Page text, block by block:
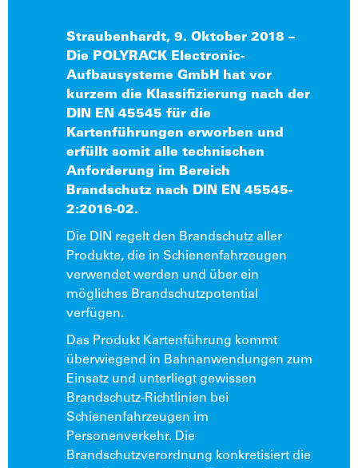
Straubenhardt, 9. Oktober 2018 –
Die POLYRACK Electronic-
Aufbausysteme GmbH hat vor
kurzem die Klassifizierung nach der
DIN EN 45545 für die
Kartenführungen erworben und
erfüllt somit alle technischen
Anforderung im Bereich
Brandschutz nach DIN EN 45545-
2:2016-02.
Die DIN regelt den Brandschutz aller
Produkte, die in Schienenfahrzeugen
verwendet werden und über ein
mögliches Brandschutzpotential
verfügen.
Das Produkt Kartenführung kommt
überwiegend in Bahnanwendungen zum
Einsatz und unterliegt gewissen
Brandschutz-Richtlinien bei
Schienenfahrzeugen im
Personenverkehr. Die
Brandschutzverordnung konkretisiert die